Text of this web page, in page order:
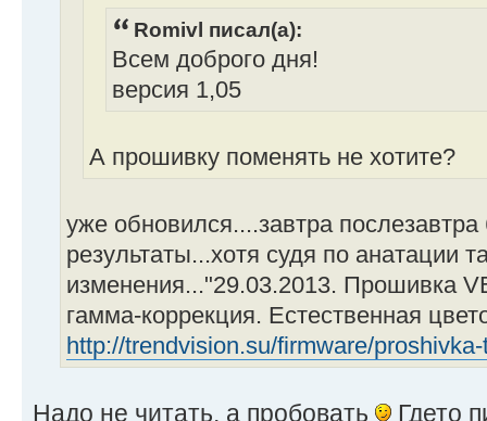
Romivl писал(а):
Всем доброго дня!
версия 1,05
А прошивку поменять не хотите?
уже обновился....завтра послезавтра
результаты...хотя судя по анатации
изменения..."29.03.2013. Прошивка
гамма-коррекция. Естественная
http://trendvision.su/firmware/
Надо не читать, а пробовать Гдето